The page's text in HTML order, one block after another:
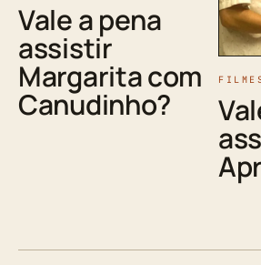
Vale a pena
assistir
Margarita com
Canudinho?